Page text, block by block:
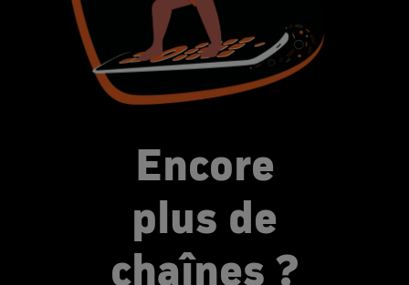
Encore
plus de
chaînes ?